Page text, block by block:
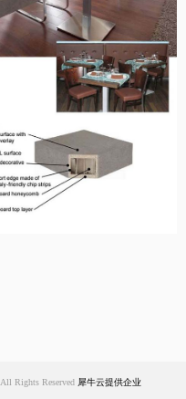
Rights Reserved 犀牛云提供企业